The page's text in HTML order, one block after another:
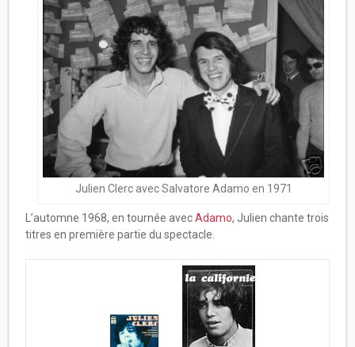
Julien Clerc avec Salvatore Adamo en 1971
L’automne 1968, en tournée avecAdamo, Julien chante trois
titres en première partie du spectacle.